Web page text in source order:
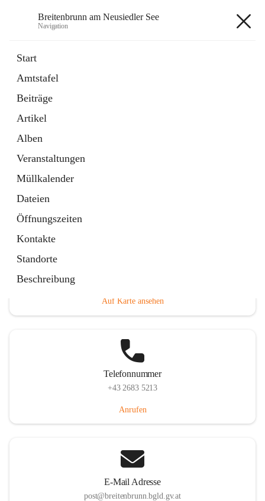
Breitenbrunn am Neusiedler See
Navigation
Start
Amtstafel
Beiträge
Artikel
Alben
Veranstaltungen
Müllkalender
Dateien
Öffnungszeiten
Kontakte
Standorte
Beschreibung
18 Schnellzugriffe
Gemeindeservice
Auf Karte ansehen
Telefonnummer
+43 2683 5213
Anrufen
E-Mail Adresse
post@breitenbrunn.bgld.gv.at